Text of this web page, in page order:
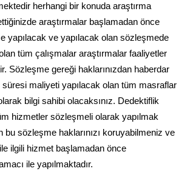
herhangi bir konuda araştırma
araştırmalar başlamadan önce
yapılacak ve yapılacak olan sözleşmede
tüm çalışmalar araştırmalar faaliyetler
Sözleşme gereği haklarınızdan haberdar
maliyeti yapılacak olan tüm masraflar
bilgi sahibi olacaksınız. Dedektiflik
hizmetler sözleşmeli olarak yapılmak
bu sözleşme haklarınızı koruyabilmeniz ve
ilgili hizmet başlamadan önce
ile yapılmaktadır.